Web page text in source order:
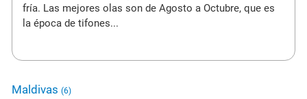
fría. Las mejores olas son de Agosto a Octubre, que es
la época de tifones...
Maldivas (6)